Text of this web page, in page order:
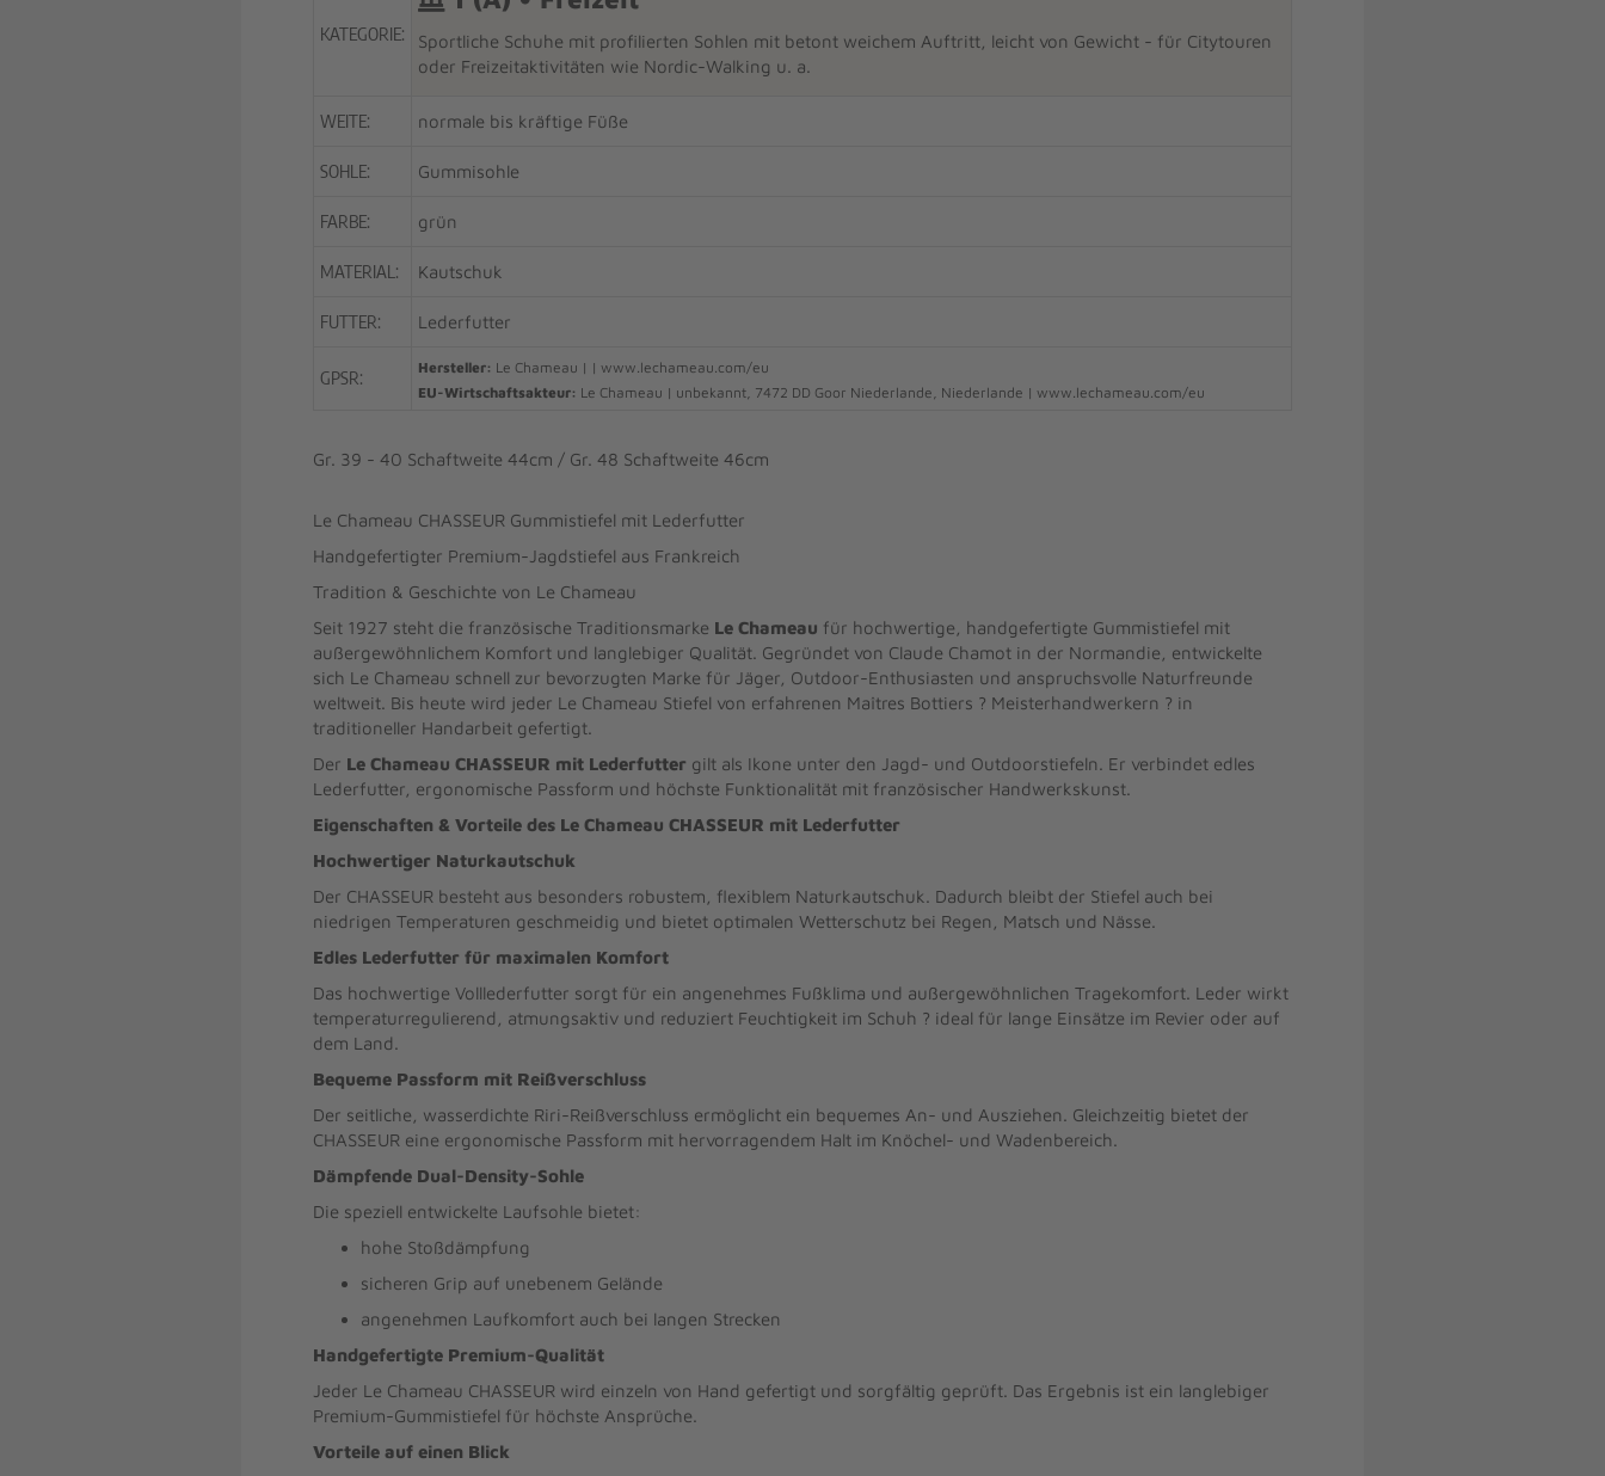
KATEGORIE:
Sportliche Schuhe mit profilierten Sohlen mit betont weichem Auftritt, leicht von Gewicht - für Citytouren
oder Freizeitaktivitäten wie Nordic-Walking u. a.
WEITE: normale bis kräftige Füße
SOHLE: Gummisohle
FARBE: grün
MATERIAL: Kautschuk
FUTTER: Lederfutter
GPSR: Hersteller: Le Chameau | | www.lechameau.com/eu
EU-Wirtschaftsakteur: Le Chameau | unbekannt, 7472 DD Goor Niederlande, Niederlande | www.lechameau.com/eu
Gr. 39 - 40 Schaftweite 44cm / Gr. 48 Schaftweite 46cm
Le Chameau CHASSEUR Gummistiefel mit Lederfutter
Handgefertigter Premium-Jagdstiefel aus Frankreich
Tradition & Geschichte von Le Chameau
Seit 1927 steht die französische Traditionsmarke Le Chameau für hochwertige, handgefertigte Gummistiefel mit
außergewöhnlichem Komfort und langlebiger Qualität. Gegründet von Claude Chamot in der Normandie, entwickelte
sich Le Chameau schnell zur bevorzugten Marke für Jäger, Outdoor-Enthusiasten und anspruchsvolle Naturfreunde
weltweit. Bis heute wird jeder Le Chameau Stiefel von erfahrenen Maîtres Bottiers ? Meisterhandwerkern ? in
traditioneller Handarbeit gefertigt.
Der Le Chameau CHASSEUR mit Lederfutter gilt als Ikone unter den Jagd- und Outdoorstiefeln. Er verbindet edles
Lederfutter, ergonomische Passform und höchste Funktionalität mit französischer Handwerkskunst.
Eigenschaften & Vorteile des Le Chameau CHASSEUR mit Lederfutter
Hochwertiger Naturkautschuk
Der CHASSEUR besteht aus besonders robustem, flexiblem Naturkautschuk. Dadurch bleibt der Stiefel auch bei
niedrigen Temperaturen geschmeidig und bietet optimalen Wetterschutz bei Regen, Matsch und Nässe.
Edles Lederfutter für maximalen Komfort
Das hochwertige Volllederfutter sorgt für ein angenehmes Fußklima und außergewöhnlichen Tragekomfort. Leder wirkt
temperaturregulierend, atmungsaktiv und reduziert Feuchtigkeit im Schuh ? ideal für lange Einsätze im Revier oder auf
dem Land.
Bequeme Passform mit Reißverschluss
Der seitliche, wasserdichte Riri-Reißverschluss ermöglicht ein bequemes An- und Ausziehen. Gleichzeitig bietet der
CHASSEUR eine ergonomische Passform mit hervorragendem Halt im Knöchel- und Wadenbereich.
Dämpfende Dual-Density-Sohle
Die speziell entwickelte Laufsohle bietet:
hohe Stoßdämpfung
sicheren Grip auf unebenem Gelände
angenehmen Laufkomfort auch bei langen Strecken
Handgefertigte Premium-Qualität
Jeder Le Chameau CHASSEUR wird einzeln von Hand gefertigt und sorgfältig geprüft. Das Ergebnis ist ein langlebiger
Premium-Gummistiefel für höchste Ansprüche.
Vorteile auf einen Blick